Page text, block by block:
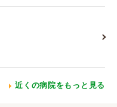
近くの病院をもっと見る